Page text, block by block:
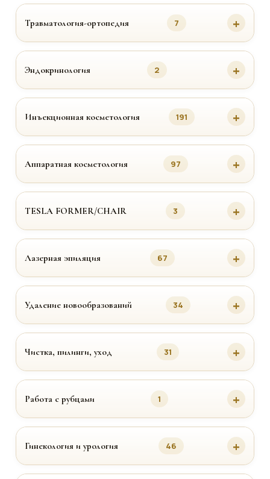
Травматология-ортопедия 7
Эндокринология 2
Инъекционная косметология 191
Аппаратная косметология 97
TESLA FORMER/CHAIR 3
Лазерная эпиляция 67
Удаление новообразований 34
Чистка, пилинги, уход 31
Работа с рубцами 1
Гинекология и урология 46